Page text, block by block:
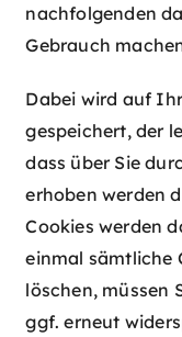
nachfolgenden
Gebrauch
Dabei wird auf
gespeichert, der
dass über Sie
erhoben werden
Cookies werden
einmal sämtliche
löschen, müssen
ggf. erneut